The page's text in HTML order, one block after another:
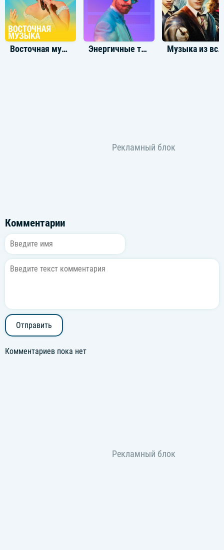
Восточная музыка хиты 2000 Энергичные треки Музыка из всех фильмов Гарри Поттер
Комментарии
Отправить
Комментариев пока нет